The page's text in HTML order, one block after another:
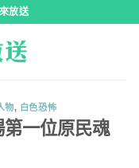
放送
物, 白色恐怖
一位原民魂